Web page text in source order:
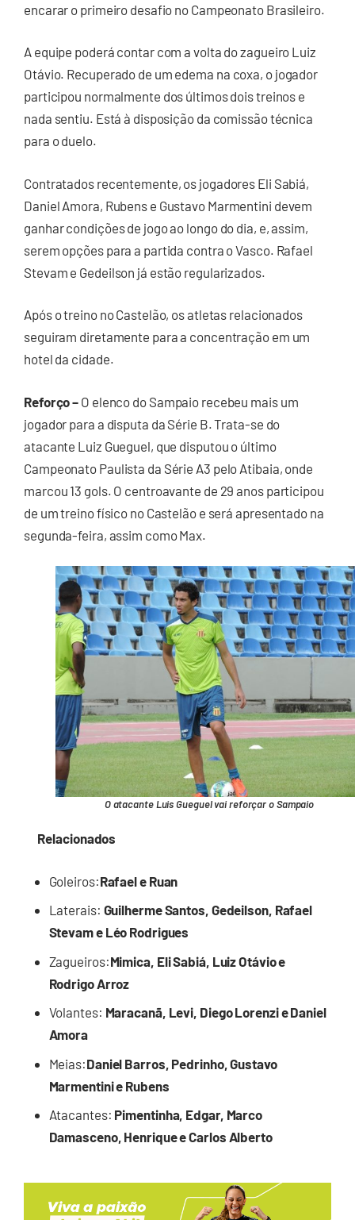
encarar o primeiro desafio no Campeonato Brasileiro.
A equipe poderá contar com a volta do zagueiro Luiz
Otávio. Recuperado de um edema na coxa, o jogador
participou normalmente dos últimos dois treinos e
nada sentiu. Está à disposição da comissão técnica
para o duelo.
Contratados recentemente, os jogadores Eli Sabiá,
Daniel Amora, Rubens e Gustavo Marmentini devem
ganhar condições de jogo ao longo do dia, e, assim,
serem opções para a partida contra o Vasco. Rafael
Stevam e Gedeilson já estão regularizados.
Após o treino no Castelão, os atletas relacionados
seguiram diretamente para a concentração em um
hotel da cidade.
Reforço – O elenco do Sampaio recebeu mais um
jogador para a disputa da Série B. Trata-se do
atacante Luiz Gueguel, que disputou o último
Campeonato Paulista da Série A3 pelo Atibaia, onde
marcou 13 gols. O centroavante de 29 anos participou
de um treino físico no Castelão e será apresentado na
segunda-feira, assim como Max.
O atacante Luis Gueguel vai reforçar o Sampaio
Relacionados
Goleiros:Rafael e Ruan
Laterais: Guilherme Santos, Gedeilson, Rafael
Stevam e Léo Rodrigues
Zagueiros:Mimica, Eli Sabiá, Luiz Otávio e
Rodrigo Arroz
Volantes: Maracanã, Levi, Diego Lorenzi e Daniel
Amora
Meias:Daniel Barros, Pedrinho, Gustavo
Marmentini e Rubens
Atacantes: Pimentinha, Edgar, Marco
Damasceno, Henrique e Carlos Alberto